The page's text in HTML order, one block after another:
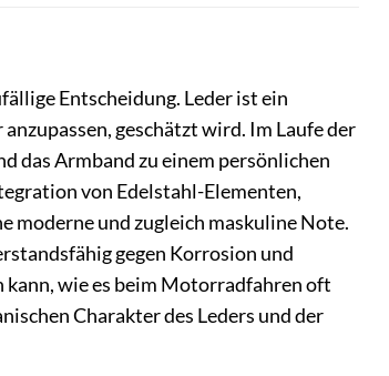
Entscheidung. Leder ist ein
geschätzt wird. Im Laufe der
das Armband zu einem persönlichen
von Edelstahl-Elementen,
moderne und zugleich maskuline Note.
gegen Korrosion und
kann, wie es beim Motorradfahren oft
Charakter des Leders und der